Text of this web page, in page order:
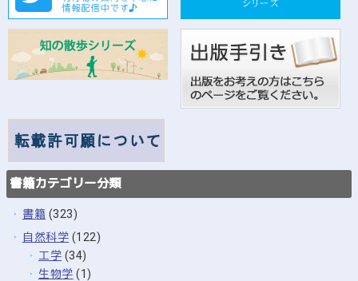
書籍カテゴリー分類
書籍 (323)
自然科学 (122)
工学 (34)
生物学 (1)